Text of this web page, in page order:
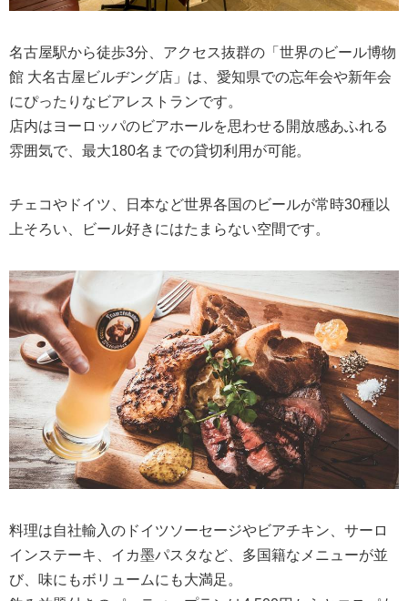
名古屋駅から徒歩3分、アクセス抜群の「世界のビール博物
館 大名古屋ビルヂング店」は、愛知県での忘年会や新年会
にぴったりなビアレストランです。
店内はヨーロッパのビアホールを思わせる開放感あふれる
雰囲気で、最大180名までの貸切利用が可能。
チェコやドイツ、日本など世界各国のビールが常時30種以
上そろい、ビール好きにはたまらない空間です。
料理は自社輸入のドイツソーセージやビアチキン、サーロ
インステーキ、イカ墨パスタなど、多国籍なメニューが並
び、味にもボリュームにも大満足。